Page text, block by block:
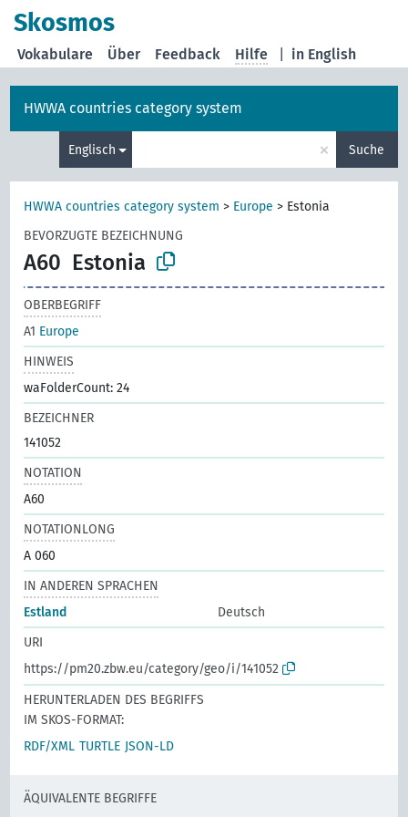
Skosmos
in English
Vokabulare Über Feedback Hilfe
HWWA countries category system
Englisch × Suche
HWWA countries category system > Europe > Estonia
BEVORZUGTE BEZEICHNUNG
A60 Estonia
OBERBEGRIFF
A1 Europe
HINWEIS
waFolderCount: 24
BEZEICHNER
141052
NOTATION
A60
NOTATIONLONG
A 060
IN ANDEREN SPRACHEN
Estland
Deutsch
URI
https://pm20.zbw.eu/category/geo/i/141052
HERUNTERLADEN DES BEGRIFFS
IM SKOS-FORMAT:
RDF/XML TURTLE JSON-LD
ÄQUIVALENTE BEGRIFFE